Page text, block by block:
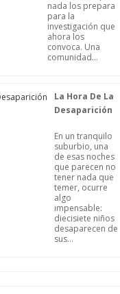
nada los prepara
para la
investigación que
ahora los
convoca. Una
comunidad...
La Hora De La
Desaparición
En un tranquilo
suburbio, una
de esas noches
que parecen no
tener nada que
temer, ocurre
algo
impensable:
diecisiete niños
desaparecen de
sus...